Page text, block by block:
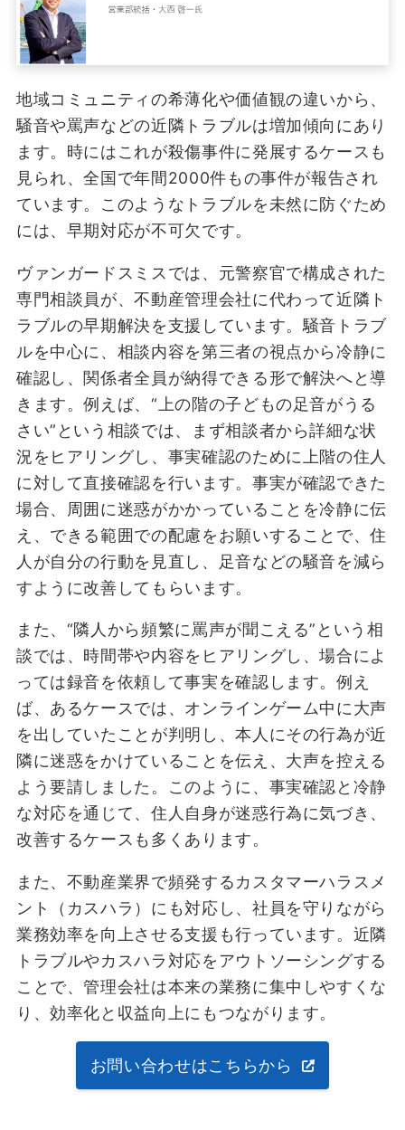
地域コミュニティの希薄化や価値観の違いから、
騒音や罵声などの近隣トラブルは増加傾向にあり
ます。時にはこれが殺傷事件に発展するケースも
見られ、全国で年間2000件もの事件が報告され
ています。このようなトラブルを未然に防ぐため
には、早期対応が不可欠です。
ヴァンガードスミスでは、元警察官で構成された
専門相談員が、不動産管理会社に代わって近隣ト
ラブルの早期解決を支援しています。騒音トラブ
ルを中心に、相談内容を第三者の視点から冷静に
確認し、関係者全員が納得できる形で解決へと導
きます。例えば、“上の階の子どもの足音がうる
さい”という相談では、まず相談者から詳細な状
況をヒアリングし、事実確認のために上階の住人
に対して直接確認を行います。事実が確認できた
場合、周囲に迷惑がかかっていることを冷静に伝
え、できる範囲での配慮をお願いすることで、住
人が自分の行動を見直し、足音などの騒音を減ら
すように改善してもらいます。
また、“隣人から頻繁に罵声が聞こえる”という相
談では、時間帯や内容をヒアリングし、場合によ
っては録音を依頼して事実を確認します。例え
ば、あるケースでは、オンラインゲーム中に大声
を出していたことが判明し、本人にその行為が近
隣に迷惑をかけていることを伝え、大声を控える
よう要請しました。このように、事実確認と冷静
な対応を通じて、住人自身が迷惑行為に気づき、
改善するケースも多くあります。
また、不動産業界で頻発するカスタマーハラスメ
ント（カスハラ）にも対応し、社員を守りながら
業務効率を向上させる支援も行っています。近隣
トラブルやカスハラ対応をアウトソーシングする
ことで、管理会社は本来の業務に集中しやすくな
り、効率化と収益向上にもつながります。
お問い合わせはこちらから